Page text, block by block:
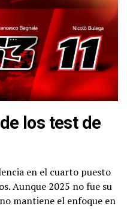
los test de
en el cuarto puesto
Aunque 2025 no fue su
mantiene el enfoque en